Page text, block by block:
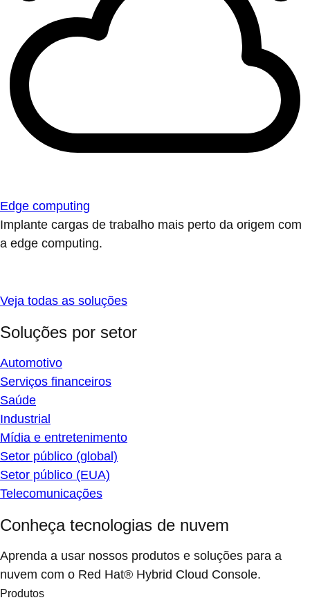
Edge computing
Implante cargas de trabalho mais perto da origem com
a edge computing.
Veja todas as soluções
Soluções por setor
Automotivo
Serviços financeiros
Saúde
Industrial
Mídia e entretenimento
Setor público (global)
Setor público (EUA)
Telecomunicações
Conheça tecnologias de nuvem
Aprenda a usar nossos produtos e soluções para a
nuvem com o Red Hat® Hybrid Cloud Console.
Produtos